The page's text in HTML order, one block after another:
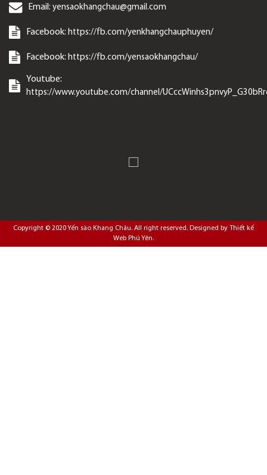
Email: yensaokhangchau@gmail.com
Facebook: https://fb.com/yenkhangchauphuyen/
Facebook: https://fb.com/yensaokhangchau/
Youtube:
https://www.youtube.com/channel/
Copyright © 2020Yến sào Khang Châu. All right reserved. Designed by Thiết kế
Web Phú Yên.